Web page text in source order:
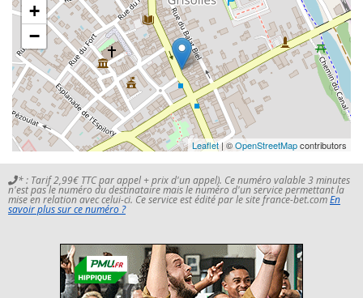
+
−
Leaflet| ©OpenStreetMapcontributors
* : Tarif 2,99€ TTC par appel + prix d'un appel). Ce numéro valable 3 minutes
n'est pas le numéro du destinataire mais le numéro d'un service permettant la
mise en relation avec celui-ci. Ce service est édité par le site france-bet.comEn
savoir plus sur ce numéro ?